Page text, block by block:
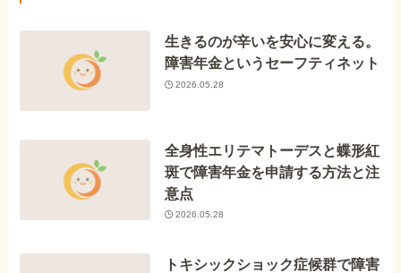
生きるのが辛いを安心に変える。
障害年金というセーフティネット
2026.05.28
全身性エリテマトーデスと蝶形紅
斑で障害年金を申請する方法と注
意点
2026.05.28
トキシックショック症候群で障害